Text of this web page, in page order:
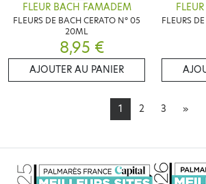
FLEUR BACH FAMADEM
FLEURS DE BACH CERATO N° 05
20ML
8,95 €
AJOUTER AU PANIER
FLEURS
1 2 3 »